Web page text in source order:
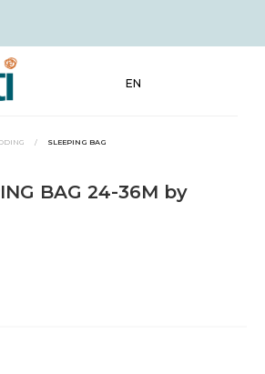
EN
/ SLEEPING BAG
BAG 24-36M by